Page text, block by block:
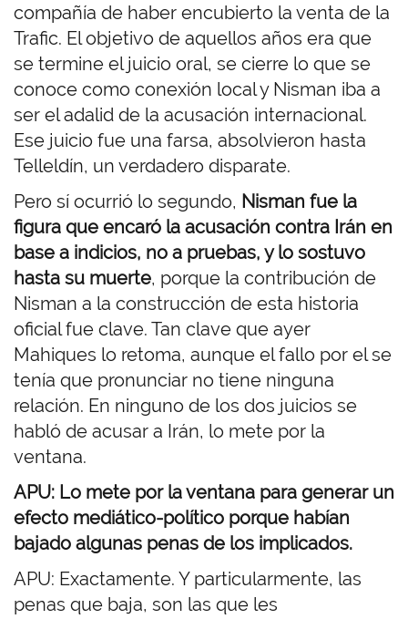
compañía de haber encubierto la venta de la
Trafic. El objetivo de aquellos años era que
se termine el juicio oral, se cierre lo que se
conoce como conexión local y Nisman iba a
ser el adalid de la acusación internacional.
Ese juicio fue una farsa, absolvieron hasta
Telleldín, un verdadero disparate.
Pero sí ocurrió lo segundo, Nisman fue la
figura que encaró la acusación contra Irán en
base a indicios, no a pruebas, y lo sostuvo
hasta su muerte, porque la contribución de
Nisman a la construcción de esta historia
oficial fue clave. Tan clave que ayer
Mahiques lo retoma, aunque el fallo por el se
tenía que pronunciar no tiene ninguna
relación. En ninguno de los dos juicios se
habló de acusar a Irán, lo mete por la
ventana.
APU: Lo mete por la ventana para generar un
efecto mediático-político porque habían
bajado algunas penas de los implicados.
APU: Exactamente. Y particularmente, las
penas que baja, son las que les